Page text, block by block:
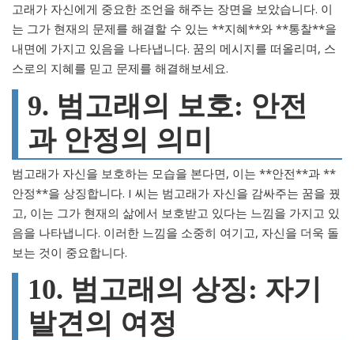
고래가 자신에게 중요한 조언을 해주는 장면을 보았습니다. 이
는 그가 현재의 문제를 해결할 수 있는 **지혜**와 **통찰**을
내면에 가지고 있음을 나타냅니다. 꿈의 메시지를 떠올리며, 스
스로의 지혜를 믿고 문제를 해결해보세요.
9. 범고래의 보호: 안전
과 안정의 의미
범고래가 자신을 보호하는 모습을 본다면, 이는 **안전**과 **
안정**을 상징합니다. I 씨는 범고래가 자신을 감싸주는 꿈을 꿨
고, 이는 그가 현재의 삶에서 보호받고 있다는 느낌을 가지고 있
음을 나타냅니다. 이러한 느낌을 소중히 여기고, 자신을 더욱 돌
보는 것이 중요합니다.
10. 범고래의 상징: 자기
발견의 여정